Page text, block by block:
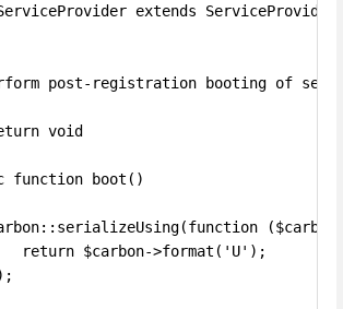
extends ServiceProvider
post-registration booting of
void
function boot()
return $carbon->format('U');